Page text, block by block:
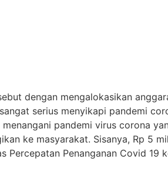
dengan mengalokasikan
serius menyikapi pandemi
pandemi virus corona
ke masyarakat. Sisanya, Rp 5
Percepatan Penanganan Covid 19